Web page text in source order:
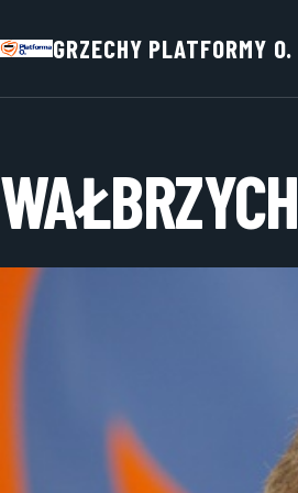
GRZECHY PLATFORMY O.
WAŁBRZYCH